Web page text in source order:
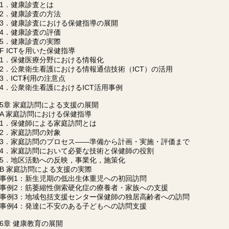
1．健康診査とは
2．健康診査の方法
3．健康診査における保健指導の展開
4．健康診査の評価
5．健康診査の実際
F ICTを用いた保健指導
1．保健医療分野における情報化
2．公衆衛生看護における情報通信技術（ICT）の活用
3．ICT利用の注意点
4．公衆衛生看護におけるICT活用事例
5章 家庭訪問による支援の展開
A 家庭訪問における保健指導
1．保健師による家庭訪問とは
2．家庭訪問の対象
3．家庭訪問のプロセス――準備から計画・実施・評価まで
4．家庭訪問において必要な技術と保健師の役割
5．地区活動への反映，事業化，施策化
B 家庭訪問による支援の実際
事例1：新生児期の低出生体重児への初回訪問
事例2：筋萎縮性側索硬化症の療養者・家族への支援
事例3：地域包括支援センター保健師の独居高齢者への訪問
事例4：発達に不安のある子どもへの訪問支援
6章 健康教育の展開